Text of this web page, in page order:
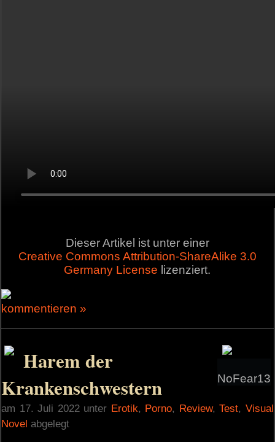
Dieser Artikel ist unter einer
Creative Commons Attribution-ShareAlike 3.0
Germany License lizenziert.
kommentieren »
NoFear13
Harem der
Krankenschwestern
am 17. Juli 2022 unter Erotik, Porno, Review,Test, Visual
Novel abgelegt